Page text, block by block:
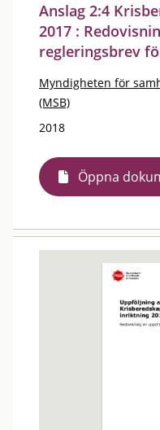
Anslag 2:4
2017 :
regleringsbrev
Myndigheten för
(MSB)
2018
Öppna